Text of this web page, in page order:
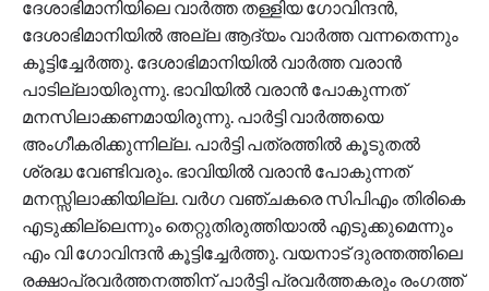
ദേശാഭിമാനിയിലെ വാര്‍ത്ത തള്ളിയ ഗോവിന്ദന്‍,
ദേശാഭിമാനിയില്‍ അല്ല ആദ്യം വാര്‍ത്ത വന്നതെന്നും
കൂട്ടിച്ചേര്‍ത്തു. ദേശാഭിമാനിയില്‍ വാര്‍ത്ത വരാന്‍
പാടില്ലായിരുന്നു. ഭാവിയില്‍ വരാന്‍ പോകുന്നത്
മനസിലാക്കണമായിരുന്നു. പാര്‍ട്ടി വാര്‍ത്തയെ
അംഗീകരിക്കുന്നില്ല. പാര്‍ട്ടി പത്രത്തില്‍ കൂടുതല്‍
ശ്രദ്ധ വേണ്ടിവരും. ഭാവിയില്‍ വരാന്‍ പോകുന്നത്
മനസ്സിലാക്കിയില്ല. വര്‍ഗ വഞ്ചകരെ സിപിഎം തിരികെ
എടുക്കില്ലെന്നും തെറ്റുതിരുത്തിയാൽ എടുക്കുമെന്നും
എം വി ഗോവിന്ദന്‍ കൂട്ടിച്ചേര്‍ത്തു. വയനാട് ദുരന്തത്തിലെ
രക്ഷാപ്രവർത്തനത്തിന് പാർട്ടി പ്രവർത്തകരും രംഗത്ത്